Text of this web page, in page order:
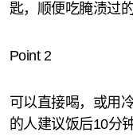
匙，顺便吃腌渍过的
Point 2
可以直接喝，或用
的人建议饭后10分